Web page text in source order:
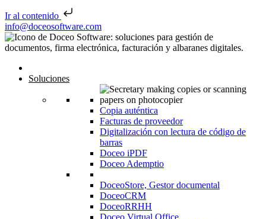
Ir al contenido
Saltar al contenido
info@doceosoftware.com
Soluciones
Copia auténtica
Facturas de proveedor
Digitalización con lectura de código de
barras
Doceo iPDF
Doceo Ademptio
DoceoStore, Gestor documental
DoceoCRM
DoceoRRHH
Doceo Virtual Office